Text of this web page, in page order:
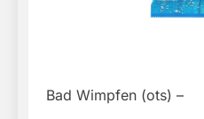
Bad Wimpfen (ots) –